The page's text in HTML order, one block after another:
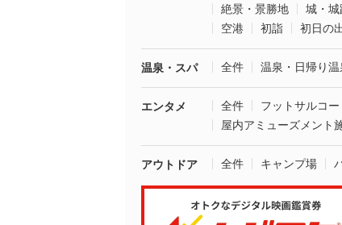
絶景・景勝地
城・城
空港
初詣 初日の
温泉・スパ 全件 温泉・日帰り温
エンタメ 全件 フットサルコー
屋内アミューズメント
アウトドア 全件 キャンプ場